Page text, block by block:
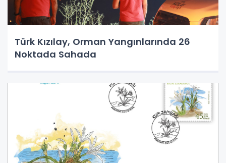
Türk Kızılay, Orman Yangınlarında 26
Noktada Sahada